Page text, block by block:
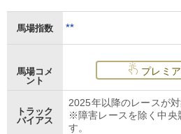
馬場指数 **
馬場コメ
ント
プレミ
トラック
バイアス
2025年以降のレースが対
※障害レースを除く中央
す。